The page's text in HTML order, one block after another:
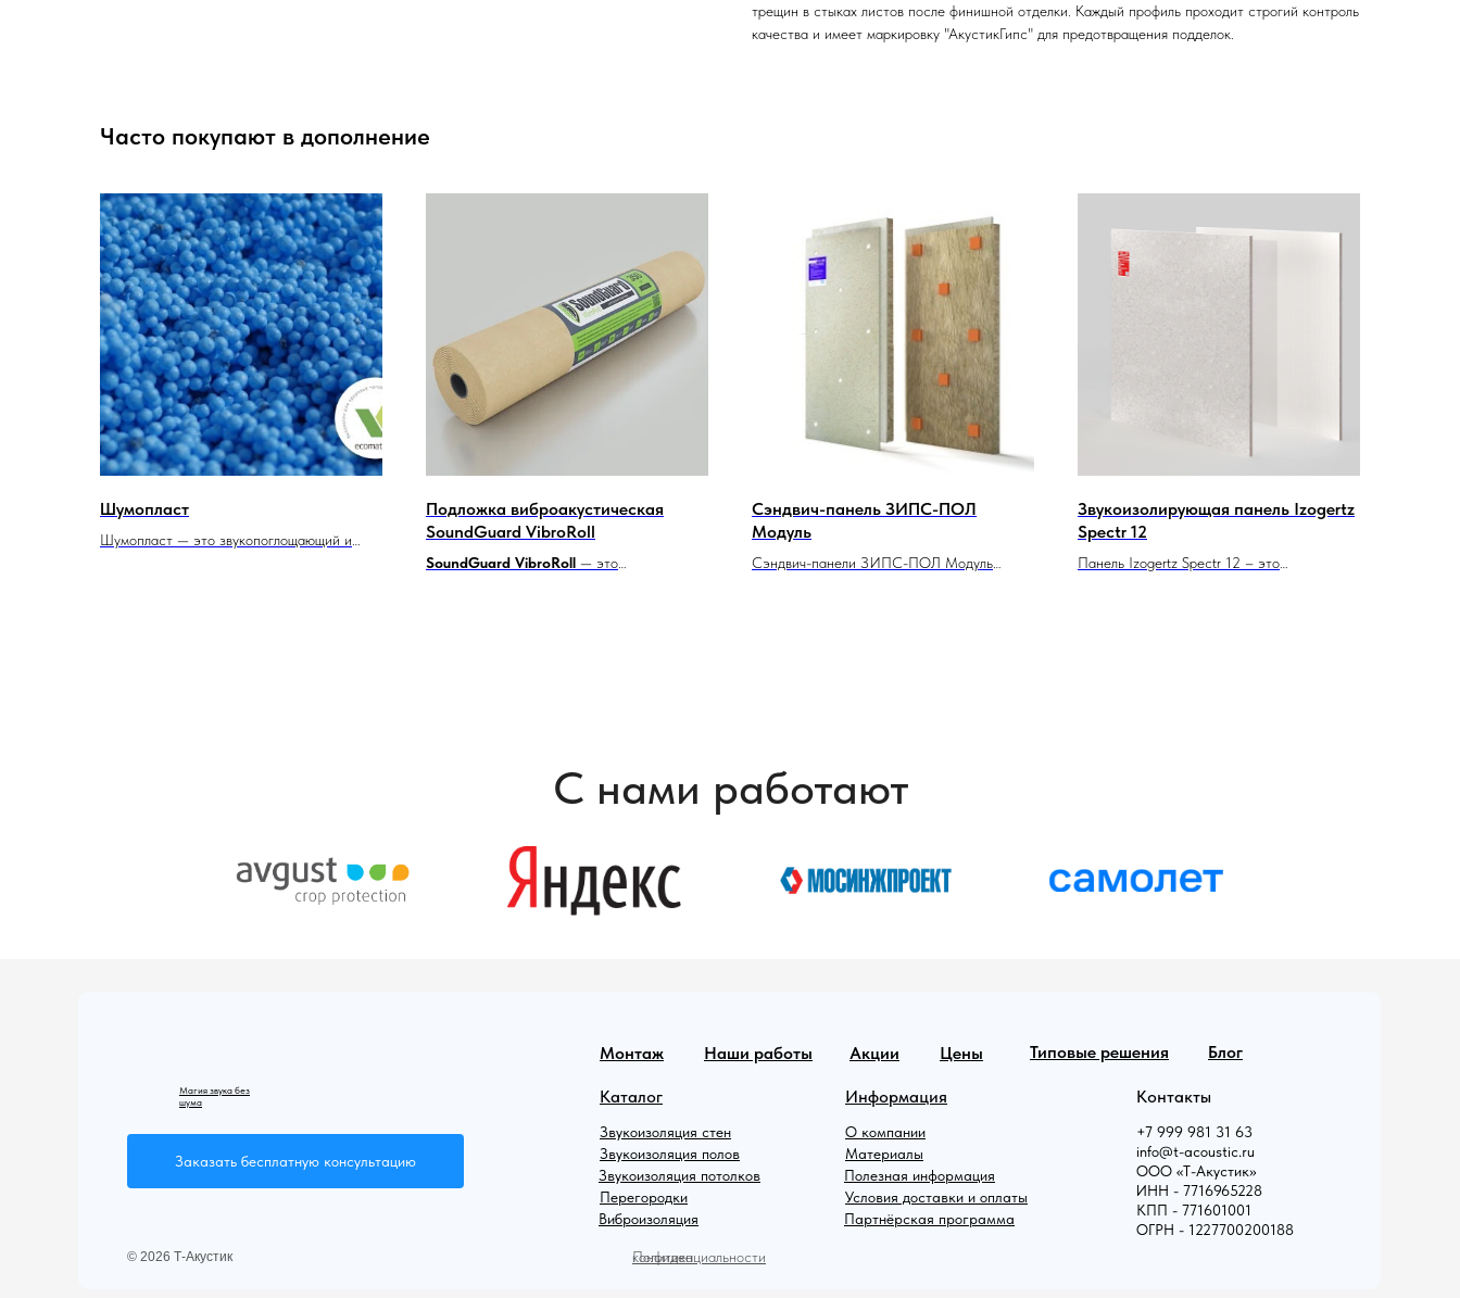
трещин в стыках листов после финишной отделки. Каждый профиль проходит строгий контроль
качества и имеет маркировку "АкустикГипс" для предотвращения подделок.
Часто покупают в дополнение
Шумопласт
Шумопласт — это звукопоглощающий и
Подложка виброакустическая
SoundGuard VibroRoll
SoundGuard VibroRoll — это
Cэндвич-панель ЗИПС-ПОЛ
Модуль
Сэндвич-панели ЗИПС-ПОЛ Модуль
Звукоизолирующая панель Izogertz
Spectr 12
Панель Izogertz Spectr 12 – это
С нами работают
Заказать бесплатную консультацию
Магия звука без
шума
Политика конфиденциальности
© 2026 Т-Акустик
Каталог
Звукоизоляция стен
Звукоизоляция полов
Звукоизоляция потолков
Перегородки
Виброизоляция
Информация
О компании
Материалы
Полезная информация
Условия доставки и оплаты
Партнёрская программа
Контакты
+7 999 981 31 63
info@t-acoustic.ru
ООО «Т-Акустик»
ИНН - 7716965228
КПП - 771601001
ОГРН - 1227700200188
Монтаж Наши работы Акции Цены Типовые решения Блог